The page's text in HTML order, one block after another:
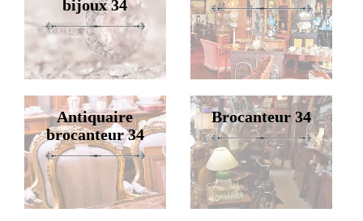
bijoux 34
Antiquaire
brocanteur 34
Brocanteur 34